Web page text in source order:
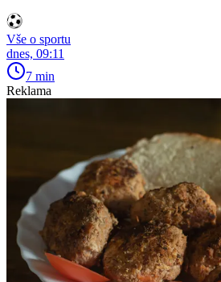
Vše o sportu
dnes, 09:11
7 min
Reklama